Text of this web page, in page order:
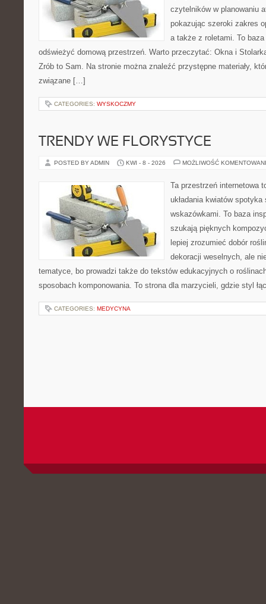
czytelników w planowaniu
pokazując szeroki zakres
a także z roletami. To
odświeżyć domową przestrzeń. Warto przeczytać: Okna i
Zrób to Sam. Na stronie można znaleźć przystępne materiały,
związane […]
CATEGORIES: WYSKOCZMY
TRENDY WE FLORYSTYCE
POSTED BY ADMIN KWI - 8 - 2026 MOŻLIWOŚĆ
Ta przestrzeń internetowa
układania kwiatów
wskazówkami. To baza
szukają pięknych
lepiej zrozumieć dobór
dekoracji weselnych, ale
tematyce, bo prowadzi także do tekstów edukacyjnych o
sposobach komponowania. To strona dla marzycieli, gdzie styl
CATEGORIES: MEDYCYNA